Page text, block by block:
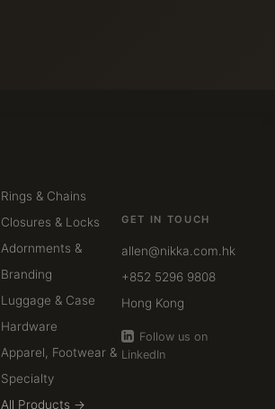
Rings & Chains
Closures & Locks
Adornments &
Branding
Luggage & Case
Hardware
Apparel, Footwear &
Specialty
All Products →
GET IN TOUCH
allen@nikka.com.hk
+852 5296 9808
Hong Kong
Follow us on
LinkedIn